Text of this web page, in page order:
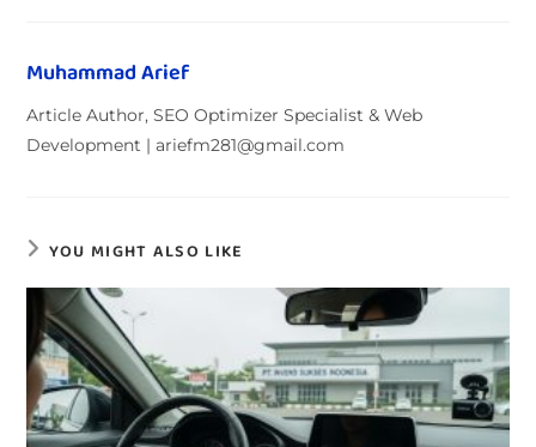
Muhammad Arief
Article Author, SEO Optimizer Specialist & Web
Development | ariefm281@gmail.com
YOU MIGHT ALSO LIKE